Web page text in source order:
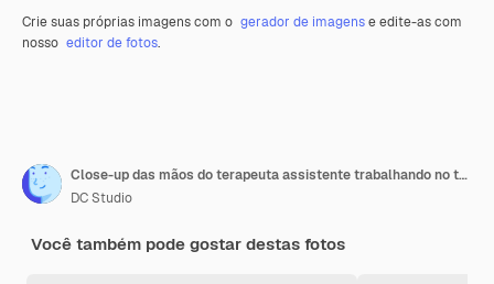
Crie suas próprias imagens com o gerador de imagense edite-as com
nosso editor de fotos.
Close-up das mãos do terapeuta assistente trabalhando no tratamento de saúde, digitando remédio para a doença no laptop, sentado na mesa na sala de reuniões
DC Studio
Você também pode gostar destas fotos